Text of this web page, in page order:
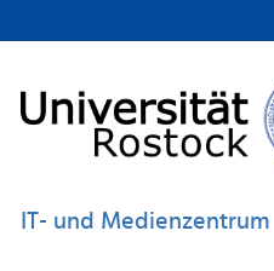
IT- und Medienzentrum